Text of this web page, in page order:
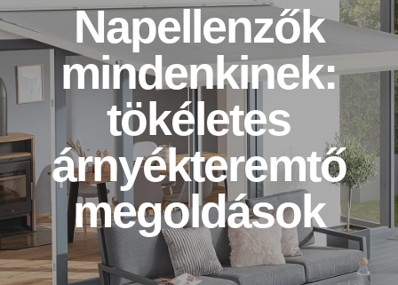
Napellenzők
mindenkinek:
tökéletes
árnyékteremtő
megoldások